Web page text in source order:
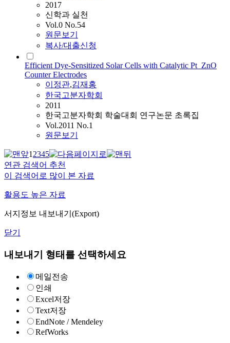
2017
신학과 실천
Vol.0 No.54
원문보기
복사/대출신청
Efficient Dye-Sensitized Solar Cells with Catalytic Pt_ZnO
Counter Electrodes
이정관,김재홍
한국고분자학회
2011
한국고분자학회 학술대회 연구논문 초록집
Vol.2011 No.1
원문보기
12345
연관 검색어 추천
이 검색어로 많이 본 자료
활용도 높은 자료
서지정보 내보내기(Export)
닫기
내보내기 형태를 선택하세요
메일전송
인쇄
Excel저장
Text저장
EndNote / Mendeley
RefWorks